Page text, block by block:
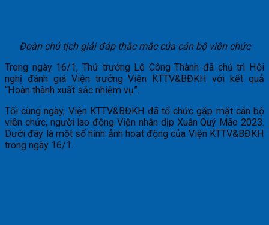
Đoàn chủ tịch giải đáp thắc mắc của cán bộ viên chức
Trong ngày 16/1, Thứ trưởng Lê Công Thành đã chủ trì Hội
nghị đánh giá Viện trưởng Viện KTTV&BĐKH với kết quả
“Hoàn thành xuất sắc nhiệm vụ”.
Tối cùng ngày, Viện KTTV&BĐKH đã tổ chức gặp mặt cán bộ
viên chức, người lao động Viện nhân dịp Xuân Quý Mão 2023.
Dưới đây là một số hình ảnh hoạt động của Viện KTTV&BĐKH
trong ngày 16/1.